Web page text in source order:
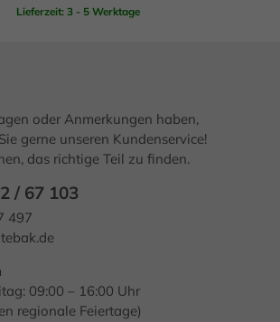
Lieferzeit: 3 - 5 Werktage
oder Anmerkungen haben,
gerne unseren Kundenservice!
das richtige Teil zu finden.
/ 67 103
497
09:00 – 16:00 Uhr
regionale Feiertage)
Werbung anzuzeigen. Sie tun dies, indem
(7)
und Social-Media-Plattformen werden
Wenn Cookies von externen Medien akzeptiert
auf diese Inhalte keiner manuellen
Informationen anzeigen